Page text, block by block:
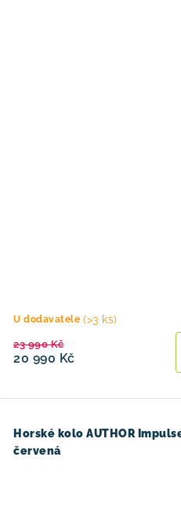
U dodavatele (>3 ks)
20 990 Kč
23 990 Kč
Horské kolo AUTHOR
červená